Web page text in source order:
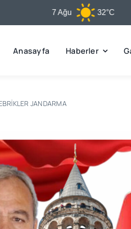
7 Ağu 32°C
Anasayfa Haberler
JANDARMA